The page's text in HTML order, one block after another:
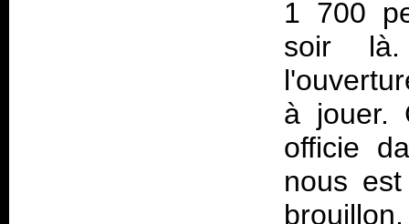
1 700
soir là.
à jouer.
officie
nous